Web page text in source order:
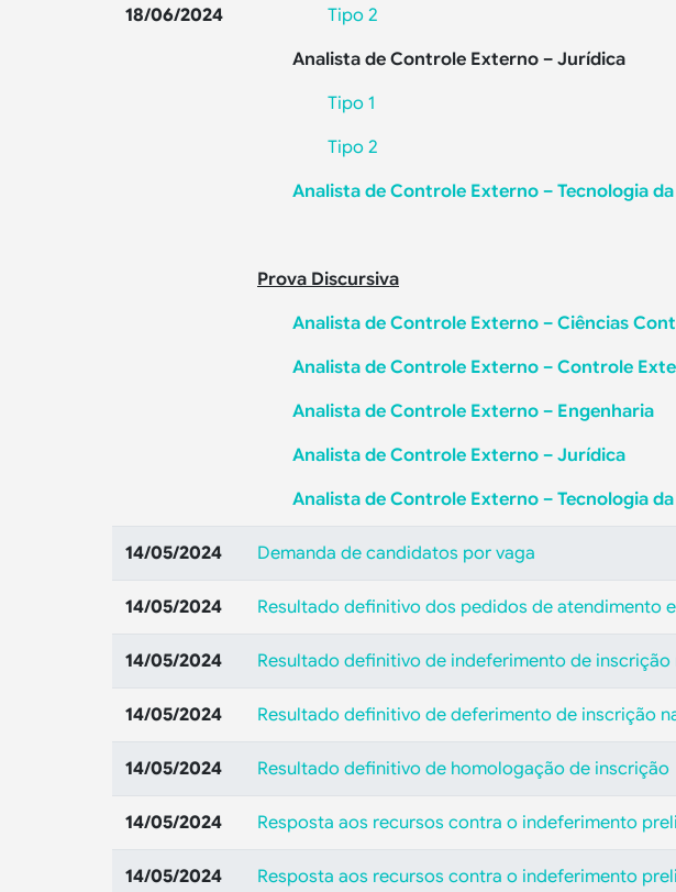
18/06/2024
Tipo 2
Analista de Controle Externo – Jurídica
Tipo 1
Tipo 2
Analista de Controle Externo – Tecnologia
Prova Discursiva
Analista de Controle Externo – Ciências
Analista de Controle Externo – Controle
Analista de Controle Externo – Engenharia
Analista de Controle Externo – Jurídica
Analista de Controle Externo – Tecnologia
14/05/2024 Demanda de candidatos por vaga
14/05/2024 Resultado definitivo dos pedidos de atendimento
14/05/2024 Resultado definitivo de indeferimento de
14/05/2024 Resultado definitivo de deferimento de inscrição
14/05/2024 Resultado definitivo de homologação de inscrição
14/05/2024 Resposta aos recursos contra o indeferimento
14/05/2024 Resposta aos recursos contra o indeferimento